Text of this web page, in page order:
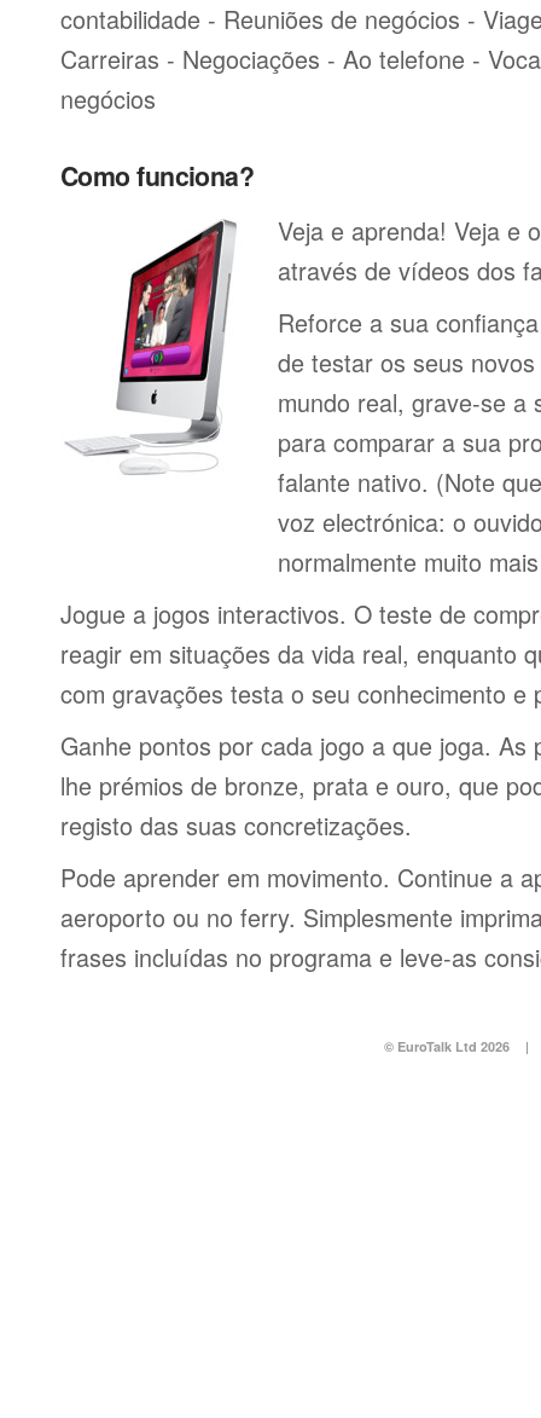
contabilidade - Reuniões de negócios -
Carreiras - Negociações - Ao telefone -
negócios
Como funciona?
Veja e aprenda! Veja e
através de vídeos dos
Reforce a sua
de testar os seus
mundo real, grave-se a
para comparar a sua
falante nativo. (Note
voz electrónica: o
normalmente muito
Jogue a jogos interactivos. O teste de
reagir em situações da vida real, enquanto
com gravações testa o seu conhecimento e
Ganhe pontos por cada jogo a que joga. As
lhe prémios de bronze, prata e ouro, que
registo das suas concretizações.
Pode aprender em movimento. Continue a
aeroporto ou no ferry. Simplesmente
frases incluídas no programa e leve-as
© EuroTalk Ltd 2026 |